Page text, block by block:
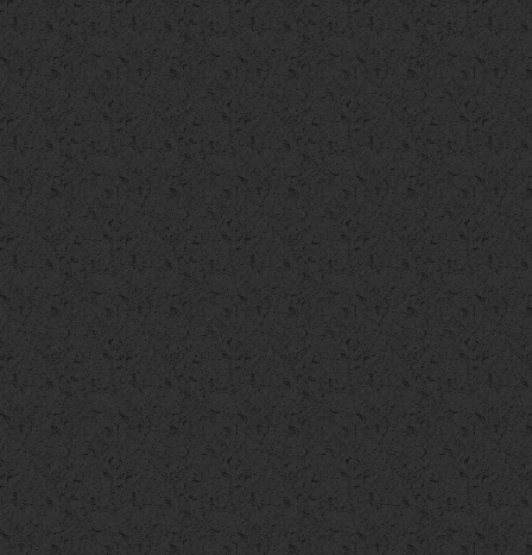
Appartamento
€ 123.000
Appartamento
€ 124.000
Appartamento
€ 125.000
Terratetto
€ 129.000
Appartamento
€ 129.000
Appartamento
€ 135.000
Appartamento
€ 135.000
Attico/Mansarda
€ 139.000
Appartamento
€ 139.000
Appartamento
€ 140.000
Appartamento
€ 140.000
Appartamento
€ 145.000